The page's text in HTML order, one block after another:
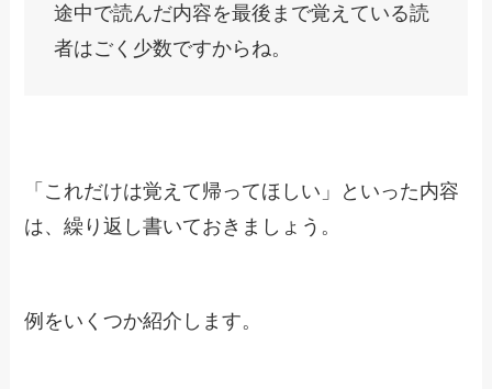
途中で読んだ内容を最後まで覚えている読
者はごく少数ですからね。
「これだけは覚えて帰ってほしい」といった内容
は、繰り返し書いておきましょう。
例をいくつか紹介します。